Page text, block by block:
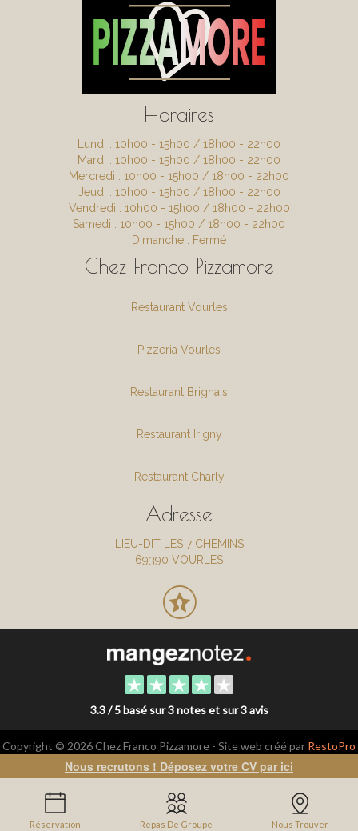
Horaires
Lundi : 10h00 - 15h00 / 18h00 - 22h00
Mardi : 10h00 - 15h00 / 18h00 - 22h00
Mercredi : 10h00 - 15h00 / 18h00 - 22h00
Jeudi : 10h00 - 15h00 / 18h00 - 22h00
Vendredi : 10h00 - 15h00 / 18h00 - 22h00
Samedi : 10h00 - 15h00 / 18h00 - 22h00
Dimanche : Fermé
Chez Franco Pizzamore
Restaurant Vourles
Pizzeria Vourles
Restaurant Brignais
Restaurant Irigny
Restaurant Charly
Adresse
LIEU-DIT LES 7 CHEMINS
69390 VOURLES
3.3 / 5 basé sur 3 notes et sur 3 avis
Copyright © 2026 Chez Franco Pizzamore - Site web créé par RestoPro
-mentions légales
Nous recrutons ! Déposez votre CV par ici
Réservation Repas De Groupe Nous Trouver